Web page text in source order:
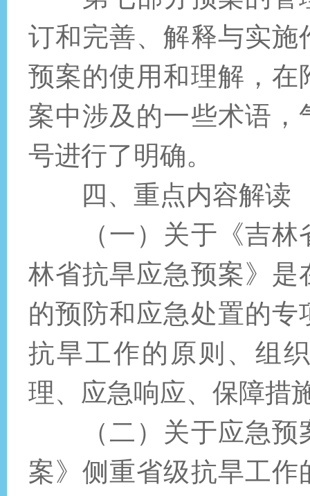
订和完善、解释与实
预案的使用和理解，
案中涉及的一些术语
号进行了明确。
四、重点内容解读
（一）关于《吉
林省抗旱应急预案》
的预防和应急处置的
抗旱工作的原则、组
理、应急响应、保障措
（二）关于应急
案》侧重省级抗旱工